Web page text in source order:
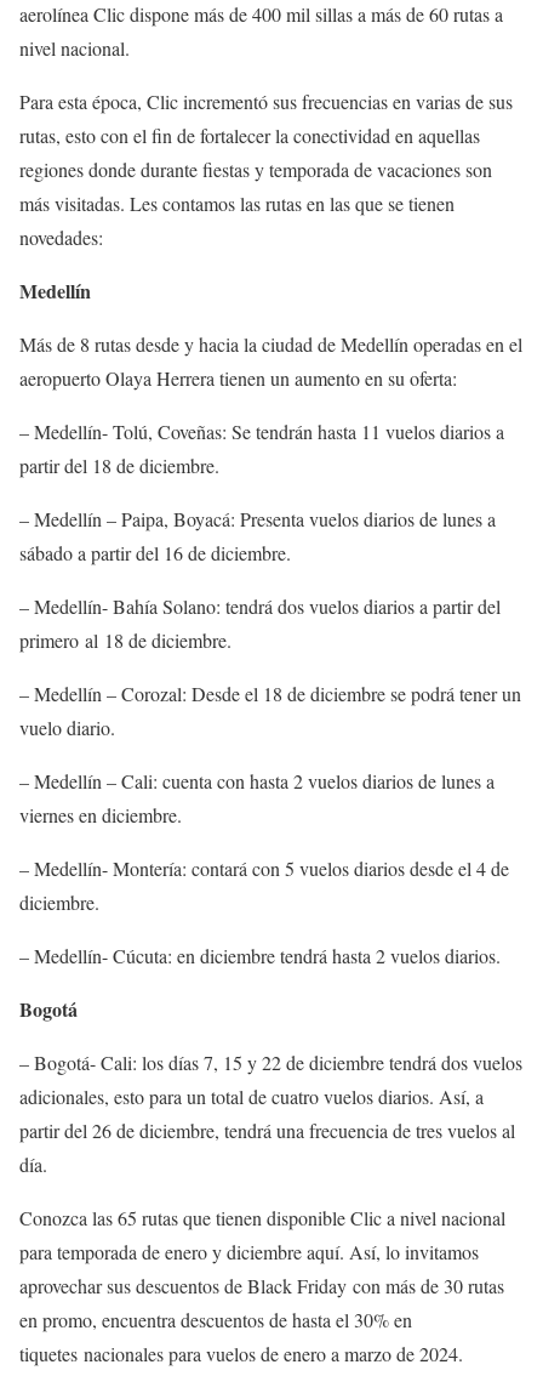
aerolínea Clic dispone más de 400 mil sillas a más de 60 rutas a
nivel nacional.
Para esta época, Clic incrementó sus frecuencias en varias de sus
rutas, esto con el fin de fortalecer la conectividad en aquellas
regiones donde durante fiestas y temporada de vacaciones son
más visitadas. Les contamos las rutas en las que se tienen
novedades:
Medellín
Más de 8 rutas desde y hacia la ciudad de Medellín operadas en el
aeropuerto Olaya Herrera tienen un aumento en su oferta:
– Medellín- Tolú, Coveñas: Se tendrán hasta 11 vuelos diarios a
partir del 18 de diciembre.
– Medellín – Paipa, Boyacá: Presenta vuelos diarios de lunes a
sábado a partir del 16 de diciembre.
– Medellín- Bahía Solano: tendrá dos vuelos diarios a partir del
primero al 18 de diciembre.
– Medellín – Corozal: Desde el 18 de diciembre se podrá tener un
vuelo diario.
– Medellín – Cali: cuenta con hasta 2 vuelos diarios de lunes a
viernes en diciembre.
– Medellín- Montería: contará con 5 vuelos diarios desde el 4 de
diciembre.
– Medellín- Cúcuta: en diciembre tendrá hasta 2 vuelos diarios.
Bogotá
– Bogotá- Cali: los días 7, 15 y 22 de diciembre tendrá dos vuelos
adicionales, esto para un total de cuatro vuelos diarios. Así, a
partir del 26 de diciembre, tendrá una frecuencia de tres vuelos al
día.
Conozca las 65 rutas que tienen disponible Clic a nivel nacional
para temporada de enero y diciembre aquí. Así, lo invitamos
aprovechar sus descuentos de Black Friday con más de 30 rutas
en promo, encuentra descuentos de hasta el 30% en
tiquetes nacionales para vuelos de enero a marzo de 2024.